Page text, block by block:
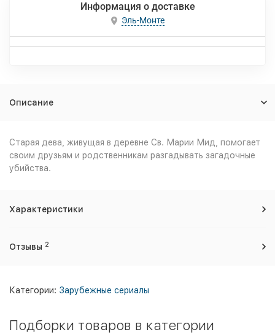
Информация о доставке
Эль-Монте
Описание
Старая дева, живущая в деревне Св. Марии Мид, помогает
своим друзьям и родственникам разгадывать загадочные
убийства.
Характеристики
Отзывы 2
Категории: Зарубежные сериалы
Подборки товаров в категории